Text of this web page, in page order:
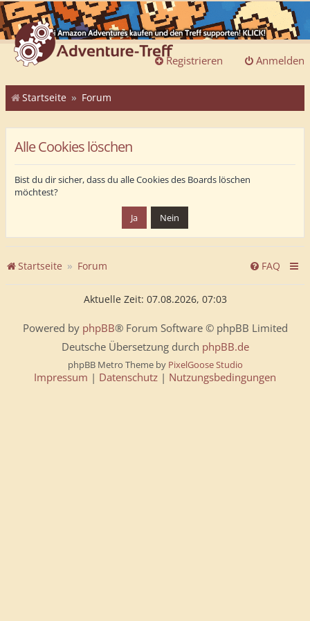
Anmelden
Registrieren
Startseite Forum
Alle Cookies löschen
Bist du dir sicher, dass du alle Cookies des Boards löschen
möchtest?
Startseite Forum FAQ
Aktuelle Zeit: 07.08.2026, 07:03
Powered by phpBB® Forum Software © phpBB Limited
Deutsche Übersetzung durch phpBB.de
phpBB Metro Theme by PixelGoose Studio
Impressum | Datenschutz | Nutzungsbedingungen